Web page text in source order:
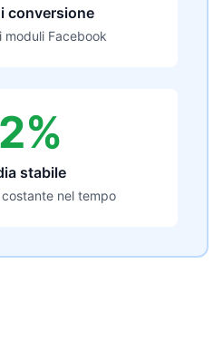
conversione
moduli Facebook
stabile
nel tempo